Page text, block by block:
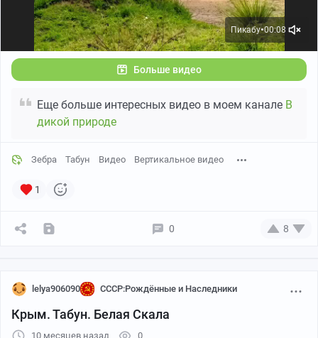
Пикабу●00:08
Больше видео
Еще больше интересных видео в моем канале В
дикой природе
Зебра Табун Видео Вертикальное видео
1
0 8
lelya906090 СССР:Рождённые и Наследники
Крым. Табун. Белая Скала
10 месяцев назад 0